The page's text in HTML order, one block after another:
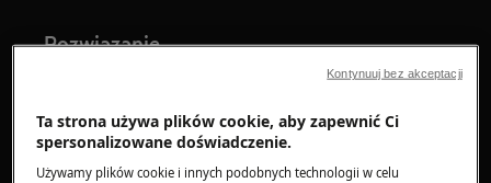
Rozwiązanie
1. Nie można zmienić kierunku otwierania
drzwi pralki z uwagi na konstrukcję
urządzenia (lokalizacja podzespołów
elektronicznych).
Ta strona używa plików cookie, aby zapewnić Ci
spersonalizowane doświadczenie.
Używamy plików cookie i innych podobnych technologii w celu
Kontynuuj bez akceptacji